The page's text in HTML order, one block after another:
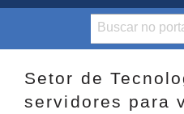
Setor de
servidores para